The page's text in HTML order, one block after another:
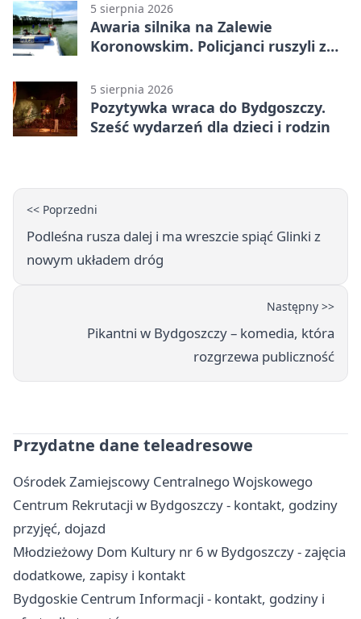
5 sierpnia 2026
Awaria silnika na Zalewie
Koronowskim. Policjanci ruszyli z
5 sierpnia 2026
Pozytywka wraca do Bydgoszczy.
Sześć wydarzeń dla dzieci i rodzin
<< Poprzedni
Podleśna rusza dalej i ma wreszcie spiąć Glinki z
nowym układem dróg
Następny >>
Pikantni w Bydgoszczy – komedia, która
rozgrzewa publiczność
Przydatne dane teleadresowe
Ośrodek Zamiejscowy Centralnego Wojskowego
Centrum Rekrutacji w Bydgoszczy - kontakt, godziny
przyjęć, dojazd
Młodzieżowy Dom Kultury nr 6 w Bydgoszczy - zajęcia
dodatkowe, zapisy i kontakt
Bydgoskie Centrum Informacji - kontakt, godziny i